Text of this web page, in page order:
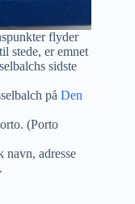
flyder
stede, er emnet
sidste
på Den
(Porto
navn, adresse